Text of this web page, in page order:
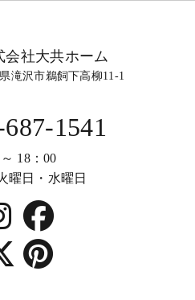
会社大共ホーム
滝沢市鵜飼下高柳11-1
1541
18：00
曜日・水曜日